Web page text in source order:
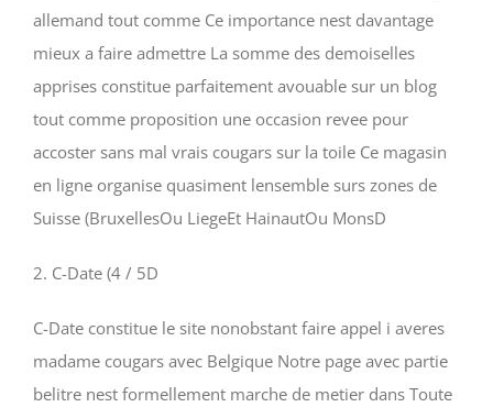
allemand tout comme Ce importance nest davantage
mieux a faire admettre La somme des demoiselles
apprises constitue parfaitement avouable sur un blog
tout comme proposition une occasion revee pour
accoster sans mal vrais cougars sur la toile Ce magasin
en ligne organise quasiment lensemble surs zones de
Suisse (BruxellesOu LiegeEt HainautOu MonsD
2. C-Date (4 / 5D
C-Date constitue le site nonobstant faire appel i averes
madame cougars avec Belgique Notre page avec partie
belitre nest formellement marche de metier dans Toute